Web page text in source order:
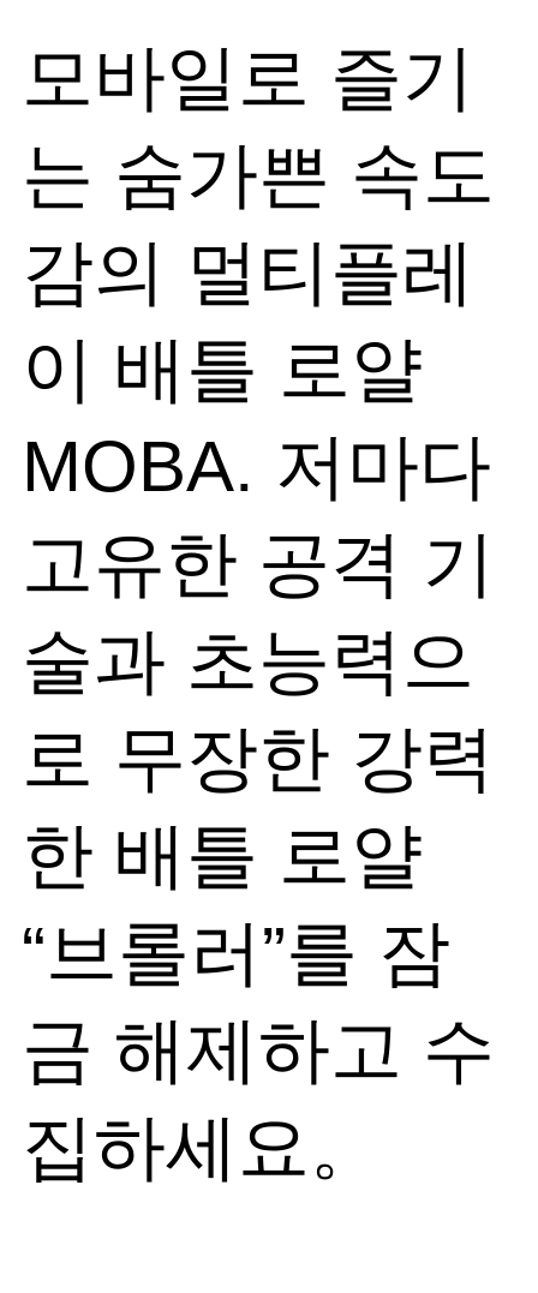
모바일로 즐기
는 숨가쁜 속도
감의 멀티플레
이 배틀 로얄
MOBA. 저마다
고유한 공격 기
술과 초능력으
로 무장한 강력
한 배틀 로얄
“브롤러”를 잠
금 해제하고 수
집하세요。